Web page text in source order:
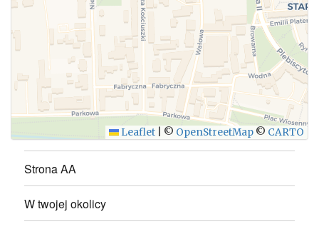
WYŚLIJ
Leaflet © OpenStreetMap © CARTO
Strona AA
W twojej okolicy